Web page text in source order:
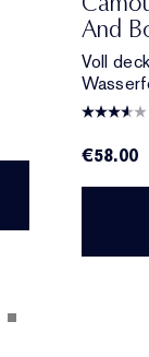
And
Voll
€58.00